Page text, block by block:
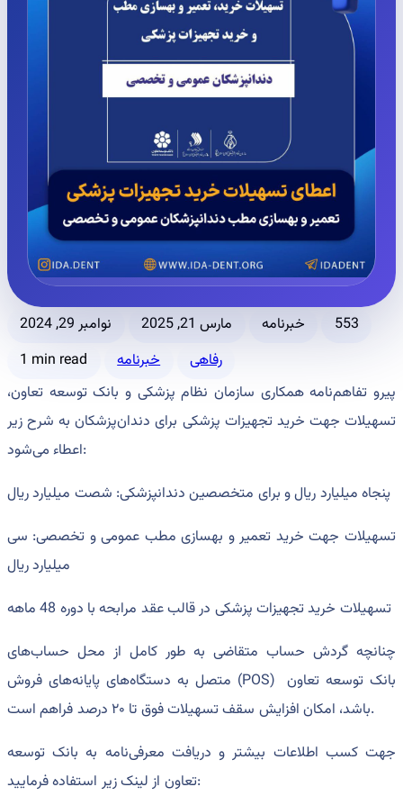
نوامبر 29, 2024 مارس 21, 2025 خبرنامه
553
1 min read
خبرنامه
رفاهی
پیرو تفاهم‌نامه همکاری سازمان نظام پزشکی و بانک توسعه تعاون،
تسهیلات جهت خرید تجهیزات پزشکی برای دندان‌پزشکان به شرح زیر
اعطاء می‌شود:
پنجاه میلیارد ریال و برای متخصصین دندانپزشکی: شصت میلیارد ریال
تسهیلات جهت خرید تعمیر و بهسازی مطب عمومی و تخصصی: سی
میلیارد ریال
تسهیلات خرید تجهیزات پزشکی در قالب عقد مرابحه با دوره 48 ماهه
چنانچه گردش حساب متقاضی به طور کامل از محل حساب‌های
متصل به دستگاه‌های پایانه‌های فروش (POS) بانک توسعه تعاون
باشد، امکان افزایش سقف تسهیلات فوق تا ۲۰ درصد فراهم است.
جهت کسب اطلاعات بیشتر و دریافت معرفی‌نامه به بانک توسعه
تعاون از لینک زیر استفاده فرمایید: